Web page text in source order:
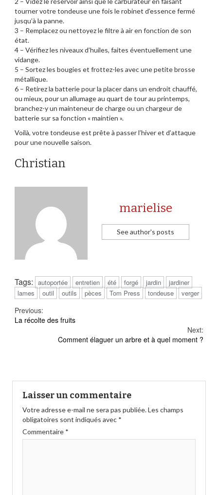
tourner votre tondeuse une fois le robinet d’essence fermé
jusqu’à la panne.
3 – Remplacez ou nettoyez le filtre à air en fonction de son
état.
4 – Vérifiez les niveaux d’huiles, faites éventuellement une
vidange.
5 – Sortez les bougies et frottez-les avec une petite brosse
métallique.
6 – Retirez la batterie pour la placer dans un endroit chauffé,
ou mieux, pour un allumage au quart de tour au printemps,
branchez-y un mainteneur de charge ou un chargeur de
batterie sur sa fonction « maintien ».
Voilà, votre tondeuse est prête à passer l’hiver et d’attaque
pour une nouvelle saison.
Christian
marielise
See author's posts
Tags: autoportée entretien été forgé jardin
jardiner
lames
outil outils pèces Tom Press tondeuse verger
Continue
Reading
Previous:
La récolte des fruits
Next:
Comment élaguer un arbre et à quel moment ?
Laisser un commentaire
Votre adresse e-mail ne sera pas publiée.Les champs
obligatoires sont indiqués avec *
Commentaire *